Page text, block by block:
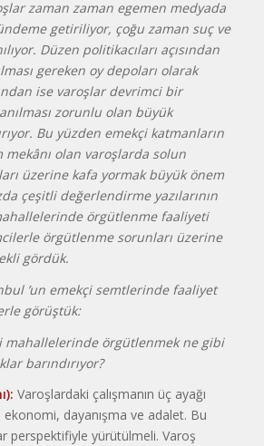
zaman zaman egemen medyada
getiriliyor, çoğu zaman suç ve
Düzen politikacıları açısından
gereken oy depoları olarak
ise varoşlar devrimci bir
zorunlu olan büyük
Bu yüzden emekçi katmanların
mekânı olan varoşlarda solun
üzerine kafa yormak büyük önem
çeşitli değerlendirme yazılarının
örgütlenme faaliyeti
örgütlenme sorunları üzerine
gördük.
’un emekçi semtlerinde faaliyet
görüştük:
mahallelerinde örgütlenmek ne gibi
barındırıyor?
Varoşlardaki çalışmanın üç ayağı
dayanışma ve adalet. Bu
perspektifiyle yürütülmeli. Varoş